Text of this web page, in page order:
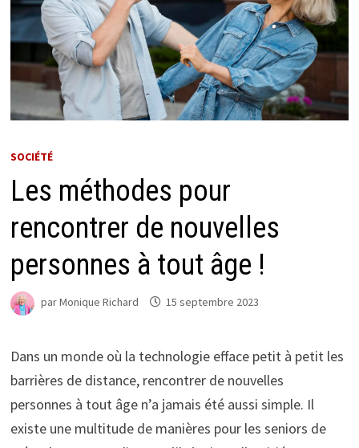
SOCIÉTÉ
Les méthodes pour
rencontrer de nouvelles
personnes à tout âge !
parMonique Richard 15 septembre 2023
Dans un monde où la technologie efface petit à petit les
barrières de distance, rencontrer de nouvelles
personnes à tout âge n’a jamais été aussi simple. Il
existe une multitude de manières pour les seniors de